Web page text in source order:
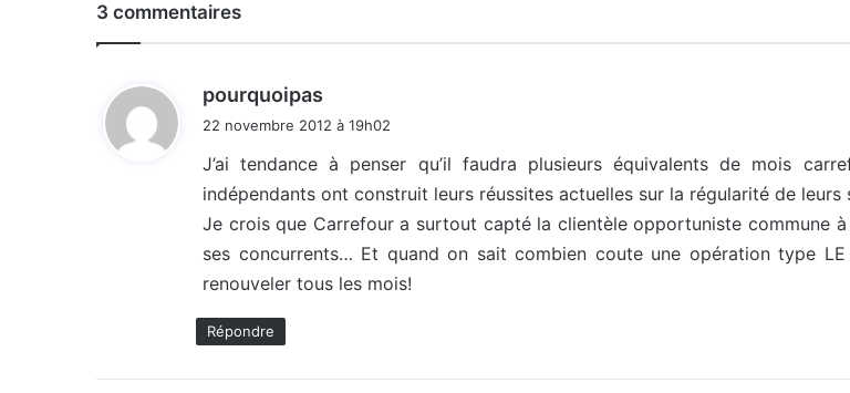
3 commentaires
pourquoipas
i
:
22 novembre 2012 à 19h02
J’ai tendance à penser qu’il faudra plusieurs équivalents de mois
indépendants ont construit leurs réussites actuelles sur la régularité de leurs
Je crois que Carrefour a surtout capté la clientèle opportuniste commune
ses concurrents… Et quand on sait combien coute une opération type
renouveler tous les mois!
Répondre